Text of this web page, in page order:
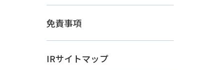
免責事項
IRサイトマップ